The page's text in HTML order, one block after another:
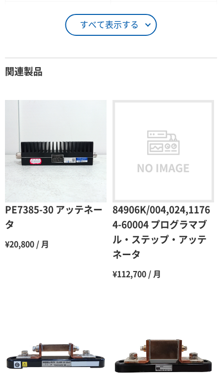
すべて表示する
26日 ～ 1ヶ月 100％（割引率 0％）
100％（割引率 0％）
3ヶ月 80％（割引率20％）
4ヶ月 75％（割引率25％）
6ヶ月 65％（割引率35％）
60％（割引率 40％）
55％（割引率45％）
50％（割引率50％）
48％（割引率52％）
関連製品
PE7385-30 アッテネー
タ
¥20,800 / 月
84906K/004,024,1176
4-60004 プログラマブ
ル・ステップ・アッテ
ネータ
¥112,700 / 月